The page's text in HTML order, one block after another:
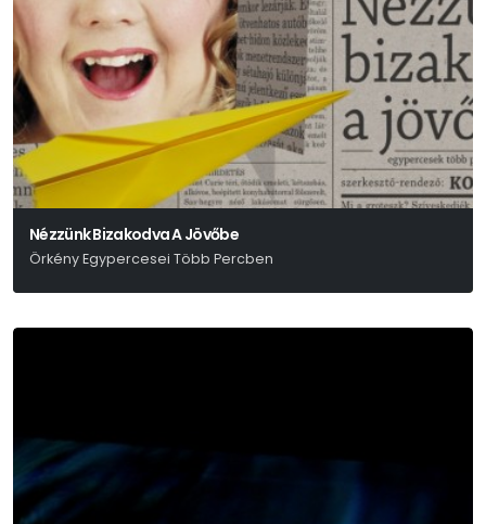
Nézzünk Bizakodva A Jövőbe
Örkény Egypercesei Több Percben